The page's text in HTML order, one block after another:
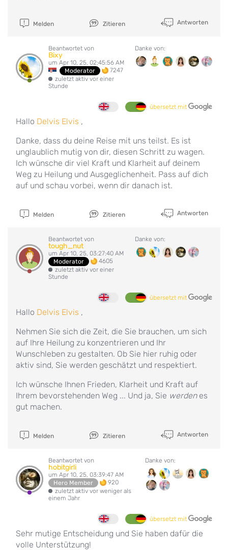
Melden Zitieren Antworten
Beantwortet von
Bixy
um Apr 10, 25, 02:45:56 AM
Moderator
7247
zuletzt aktiv vor einer
Stunde
Danke von:
übersetzt mit
Hallo Delvis Elvis ,
Danke, dass du deine Reise mit uns teilst. Es ist
unglaublich mutig von dir, diesen Schritt zu wagen.
Ich wünsche dir viel Kraft und Klarheit auf deinem
Weg zu Heilung und Ausgeglichenheit. Pass auf dich
auf und schau vorbei, wenn dir danach ist.
Melden Zitieren Antworten
Beantwortet von
tough_nut
um Apr 10, 25, 03:27:40 AM
Moderator
4605
zuletzt aktiv vor einer
Stunde
Danke von:
übersetzt mit
Hallo Delvis Elvis ,
Nehmen Sie sich die Zeit, die Sie brauchen, um sich
auf Ihre Heilung zu konzentrieren und Ihr
Wunschleben zu gestalten. Ob Sie hier ruhig oder
aktiv sind, Sie werden geschätzt und respektiert.
Ich wünsche Ihnen Frieden, Klarheit und Kraft auf
Ihrem bevorstehenden Weg ... Und ja, Sie werdenes
gut machen.
Melden Zitieren Antworten
Beantwortet von
hobitgirli
um Apr 10, 25, 03:39:47 AM
Hero Member
920
zuletzt aktiv vor weniger als
einem Jahr
Danke von:
übersetzt mit
Sehr mutige Entscheidung und Sie haben dafür die
volle Unterstützung!